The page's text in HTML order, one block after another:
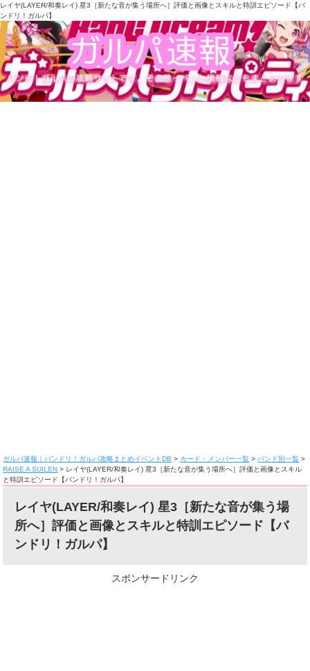
レイヤ(LAYER/和奏レイ) 星3［新たな音が集う場所へ］評価と画像とスキルと特訓エピソード【バ
ンドリ！ガルパ】
ガルパ速報｜バンドリ！ガルパ攻略まとめイベントDB > カード・メンバー一覧 > バンド別一覧 >
RAISE A SUILEN > レイヤ(LAYER/和奏レイ) 星3［新たな音が集う場所へ］評価と画像とスキル
と特訓エピソード【バンドリ！ガルパ】
レイヤ(LAYER/和奏レイ) 星3［新たな音が集う場
所へ］評価と画像とスキルと特訓エピソード【バ
ンドリ！ガルパ】
スポンサードリンク